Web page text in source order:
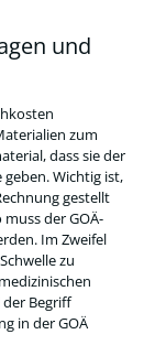
und
zum
dass sie der
Wichtig ist,
gestellt
der GOÄ-
Im Zweifel
zu
Begriff
in der GOÄ